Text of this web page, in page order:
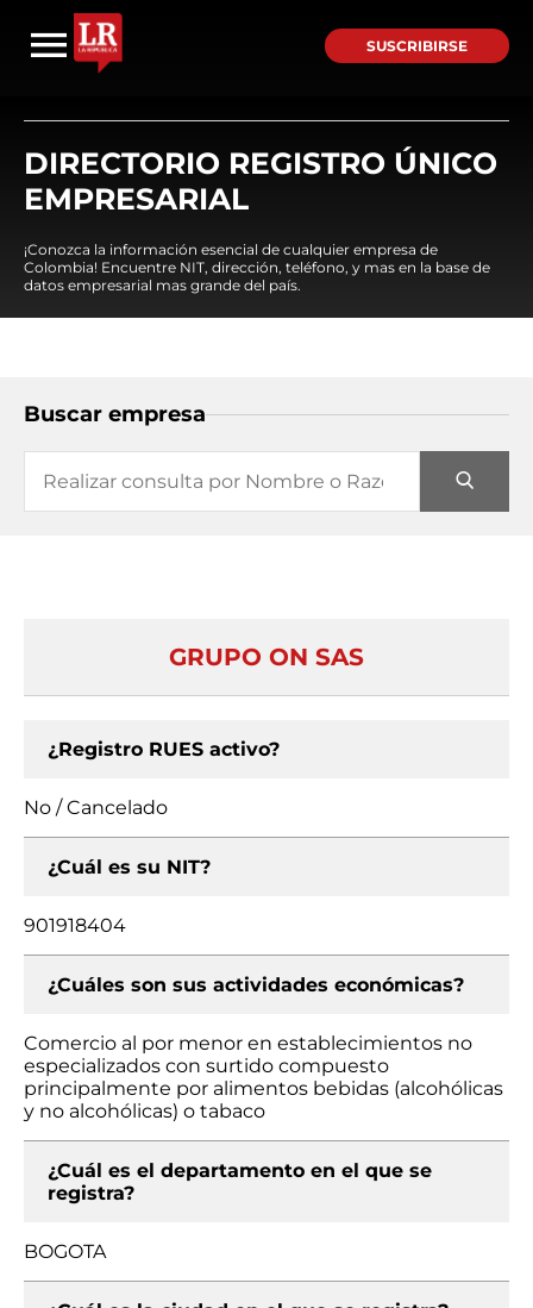
SUSCRIBIRSE
DIRECTORIO REGISTRO ÚNICO
EMPRESARIAL
¡Conozca la información esencial de cualquier empresa de
Colombia! Encuentre NIT, dirección, teléfono, y mas en la base de
datos empresarial mas grande del país.
Buscar empresa
GRUPO ON SAS
¿Registro RUES activo?
No / Cancelado
¿Cuál es su NIT?
901918404
¿Cuáles son sus actividades económicas?
Comercio al por menor en establecimientos no
especializados con surtido compuesto
principalmente por alimentos bebidas (alcohólicas
y no alcohólicas) o tabaco
¿Cuál es el departamento en el que se
registra?
BOGOTA